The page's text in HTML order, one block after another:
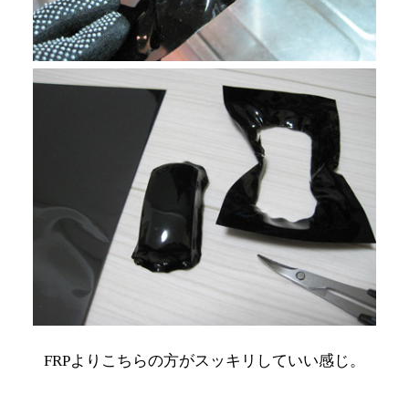
FRPよりこちらの方がスッキリしていい感じ。